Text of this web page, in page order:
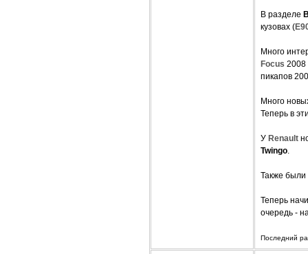
В разделе
кузовах (
Много
Focus 2008
пикапов
Много
Теперь в
У Renault
Twingo.
Также
Теперь
очередь -
Последний